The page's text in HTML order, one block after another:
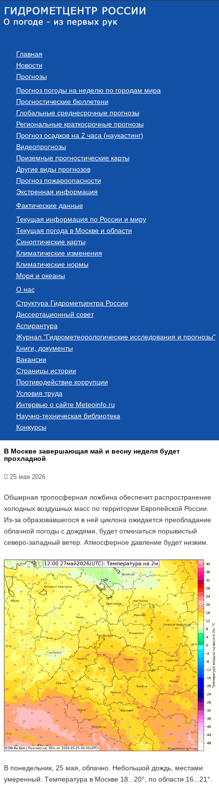
Главная
Новости
Прогнозы
Прогноз погоды на неделю по городам мира
Прогностические бюллетени
Глобальные среднесрочные прогнозы
Региональные краткосрочные прогнозы
Прогноз осадков на 2 часа (наукастинг)
Видеопрогнозы
Приземные прогностические карты
Другие виды прогнозов
Прогноз пожароопасности
Экстренная информация
Фактические данные
Текущая информация по России и миру
Текущая погода в Москве и области
Синоптические карты
Климатические изменения
Климатические нормы
Моря и океаны
О нас
Структура Гидрометцентра России
Диссертационный совет
Аспирантура
Журнал "Гидрометеорологические исследования и прогнозы"
Книги, документы
Вакансии
Страницы истории
Противодействие коррупции
Условия труда
Интервью о сайте Meteoinfo.ru
Научно-техническая библиотека
Конкурсы
В Москве завершающая май и весну неделя будет
прохладной
25 мая 2026
Обширная тропосферная ложбина обеспечит распространение
холодных воздушных масс по территории Европейской России.
Из-за образовавшегося в ней циклона ожидается преобладание
облачной погоды с дождями, будет отмечаться порывистый
северо-западный ветер. Атмосферное давление будет низким.
В понедельник, 25 мая, облачно. Небольшой дождь, местами
умеренный. Tемпература в Москве 18...20°, по области 16...21°.